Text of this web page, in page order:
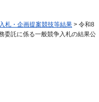
入札・企画提案競技等結果 > 令和8
委託に係る一般競争入札の結果公